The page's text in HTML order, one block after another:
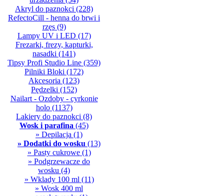
Akryl do paznokci (228)
RefectoCill - henna do brwi i
rzęs(9)
Lampy UV i LED (17)
Frezarki, frezy, kapturki,
nasadki (141)
Tipsy Profi Studio Line (359)
Pilniki Bloki (172)
Akcesoria (123)
Pędzelki (152)
Nailart - Ozdoby - cyrkonie
holo(1137)
Lakiery do paznokci (8)
Wosk i parafina (45)
» Depilacja (1)
» Dodatki do wosku (13)
» Pasty cukrowe(1)
» Podgrzewacze do
wosku (4)
» Wklady 100 ml (11)
» Wosk 400 ml